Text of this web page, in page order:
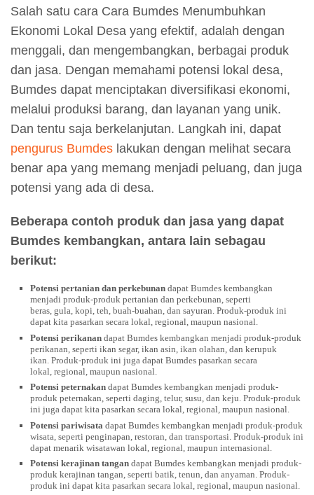
Salah satu cara Cara Bumdes Menumbuhkan
Ekonomi Lokal Desa yang efektif, adalah dengan
menggali, dan mengembangkan, berbagai produk
dan jasa. Dengan memahami potensi lokal desa,
Bumdes dapat menciptakan diversifikasi ekonomi,
melalui produksi barang, dan layanan yang unik.
Dan tentu saja berkelanjutan. Langkah ini, dapat
pengurus Bumdes lakukan dengan melihat secara
benar apa yang memang menjadi peluang, dan juga
potensi yang ada di desa.
Beberapa contoh produk dan jasa yang dapat
Bumdes kembangkan, antara lain sebagau
berikut:
Potensi pertanian dan perkebunandapat Bumdes kembangkan
menjadi produk-produk pertanian dan perkebunan, seperti
beras, gula, kopi, teh, buah-buahan, dan sayuran. Produk-produk ini
dapat kita pasarkan secara lokal, regional, maupun nasional.
Potensi perikanandapat Bumdes kembangkan menjadi produk-produk
perikanan, seperti ikan segar, ikan asin, ikan olahan, dan kerupuk
ikan. Produk-produk ini juga dapat Bumdes pasarkan secara
lokal, regional, maupun nasional.
Potensi peternakandapat Bumdes kembangkan menjadi produk-
produk peternakan, seperti daging, telur, susu, dan keju. Produk-produk
ini juga dapat kita pasarkan secara lokal, regional, maupun nasional.
Potensi pariwisata dapat Bumdes kembangkan menjadi produk-produk
wisata, seperti penginapan, restoran, dan transportasi. Produk-produk ini
dapat menarik wisatawan lokal, regional, maupun internasional.
Potensi kerajinan tangandapat Bumdes kembangkan menjadi produk-
produk kerajinan tangan, seperti batik, tenun, dan anyaman. Produk-
produk ini dapat kita pasarkan secara lokal, regional, maupun nasional.